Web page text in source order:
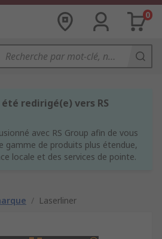
0
redirigé(e) vers RS
avec RS Group afin de vous
gamme de produits plus étendue,
locale et des services de pointe.
/ Laserliner